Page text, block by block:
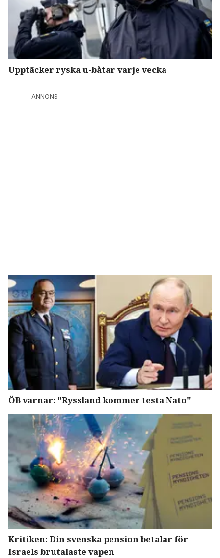
Upptäcker ryska u-båtar varje vecka
ANNONS
ÖB varnar: "Ryssland kommer testa Nato"
Kritiken: Din svenska pension betalar för
Israels brutalaste vapen